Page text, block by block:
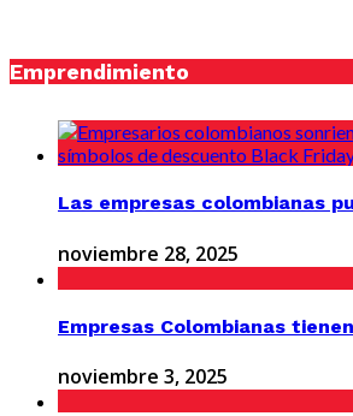
Emprendimiento
Las empresas colombianas
noviembre 28, 2025
Empresas Colombianas
noviembre 3, 2025